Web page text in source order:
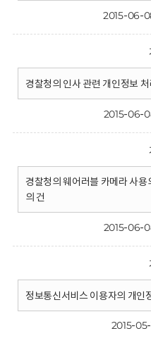
2015-06-
경찰청의 인사 관련 개인정보
2015-06-
경찰청의 웨어러블 카메라 사
의 건
2015-06-
정보통신서비스 이용자의 개인
2015-05-